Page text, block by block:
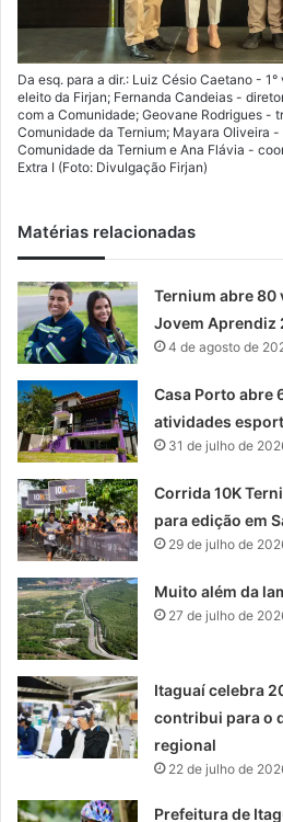
Da esq. para a dir.: Luiz Césio Caetano -
eleito da Firjan; Fernanda Candeias -
com a Comunidade; Geovane Rodrigues -
Comunidade da Ternium; Mayara Oliveira
Comunidade da Ternium e Ana Flávia -
Extra I (Foto: Divulgação Firjan)
Matérias relacionadas
Ternium abre 80
Jovem Aprendiz
4 de agosto de
Casa Porto abre
atividades
31 de julho de
Corrida 10K
para edição em
29 de julho de
Muito além da
27 de julho de
Itaguaí celebra
contribui para o
regional
22 de julho de
Prefeitura de